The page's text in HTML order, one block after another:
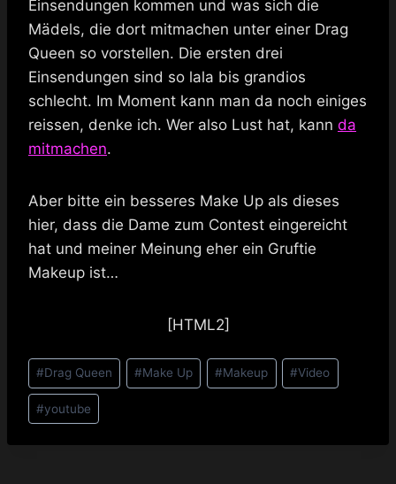
Einsendungen kommen und was sich die
Mädels, die dort mitmachen unter einer Drag
Queen so vorstellen. Die ersten drei
Einsendungen sind so lala bis grandios
schlecht. Im Moment kann man da noch einiges
reissen, denke ich. Wer also Lust hat, kann da
mitmachen.
Aber bitte ein besseres Make Up als dieses
hier, dass die Dame zum Contest eingereicht
hat und meiner Meinung eher ein Gruftie
Makeup ist…
[HTML2]
Schlagworte:
#Drag Queen #Make Up #Makeup #Video
#youtube